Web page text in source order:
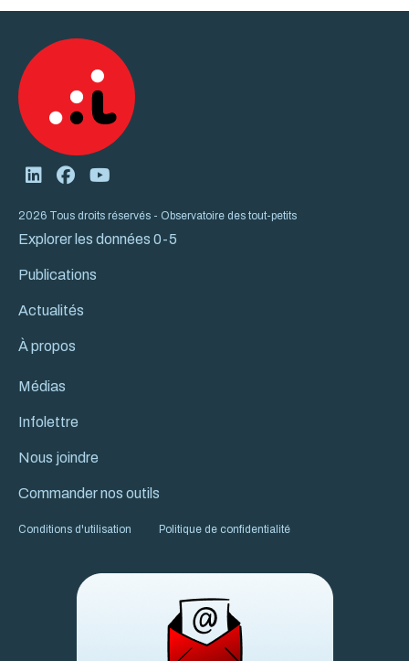
2026 Tous droits réservés - Observatoire des tout-petits
Explorer les données 0-5
Publications
Actualités
À propos
Médias
Infolettre
Nous joindre
Commander nos outils
Conditions d'utilisation Politique de confidentialité